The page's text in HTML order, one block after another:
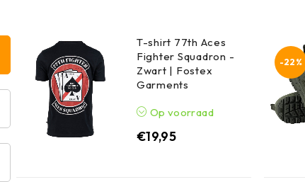
T-shirt 77th Aces
Fighter Squadron -
Zwart | Fostex
Garments
Op voorraad
€19,95
-22%